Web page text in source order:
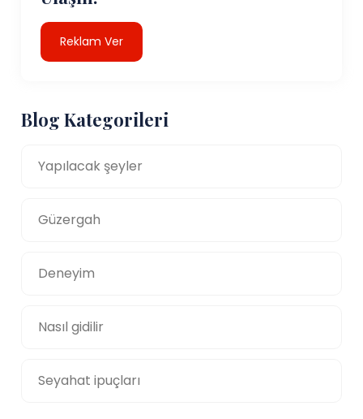
Reklam Ver
Blog Kategorileri
Yapılacak şeyler
Güzergah
Deneyim
Nasıl gidilir
Seyahat ipuçları